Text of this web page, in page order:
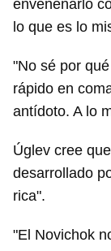
envenenarlo
lo que es lo
"No sé por
rápido en
antídoto. A lo
Úglev cree
desarrollado
rica".
"El Novichok